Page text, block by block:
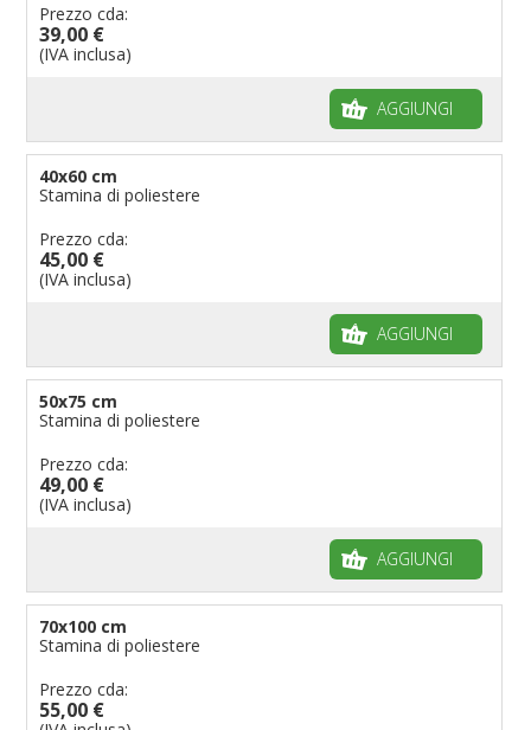
Prezzo cda:
39,00 €
(IVA inclusa)
AGGIUNGI
40x60 cm
Stamina di poliestere
Prezzo cda:
45,00 €
(IVA inclusa)
AGGIUNGI
50x75 cm
Stamina di poliestere
Prezzo cda:
49,00 €
(IVA inclusa)
AGGIUNGI
70x100 cm
Stamina di poliestere
Prezzo cda:
55,00 €